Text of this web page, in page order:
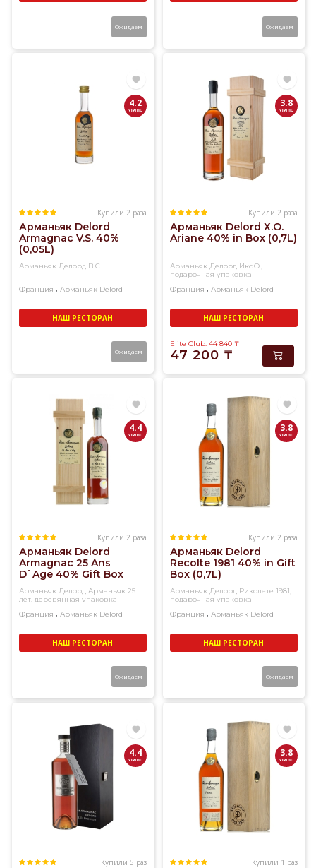
Ожидаем Ожидаем
4.2
Купили 2 раза
Арманьяк Delord
Armagnac V.S. 40%
(0,05L)
Арманьяк Делорд В.С.
Франция , Арманьяк Delord
НАШ РЕСТОРАН
Ожидаем
3.8
Купили 2 раза
Арманьяк Delord Х.О.
Ariane 40% in Box (0,7L)
Арманьяк Делорд Икс.О.,
подарочная упаковка
Франция , Арманьяк Delord
НАШ РЕСТОРАН
Elite Club: 44 840 ₸
47 200 ₸
4.4
Купили 2 раза
Арманьяк Delord
Armagnac 25 Ans
D`Age 40% Gift Box
(0,7L)
Арманьяк Делорд Арманьяк 25
лет, деревянная упаковка
Франция , Арманьяк Delord
НАШ РЕСТОРАН
Ожидаем
3.8
Купили 2 раза
Арманьяк Delord
Recolte 1981 40% in Gift
Box (0,7L)
Арманьяк Делорд Риколете 1981,
подарочная упаковка
Франция , Арманьяк Delord
НАШ РЕСТОРАН
Ожидаем
4.4
Купили 5 раз
3.8
Купили 1 раз